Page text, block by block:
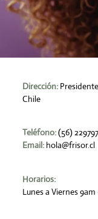
Horarios:
Lunes a Viernes 9am
Teléfono:(56)
Email: hola@frisor.cl
Dirección:Presidente
Chile